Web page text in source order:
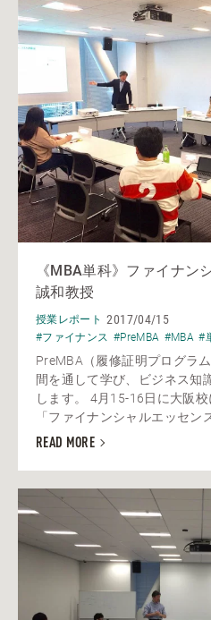
《MBA単科》ファイナ
誠和教授
授業レポート 2017/04/15
#ファイナンス #PreMBA #MBA #
PreMBA（履修証明プログラ
間を通して学び、ビジネス知
します。 4月15-16日に大阪
「ファイナンシャルエッセン
READ MORE